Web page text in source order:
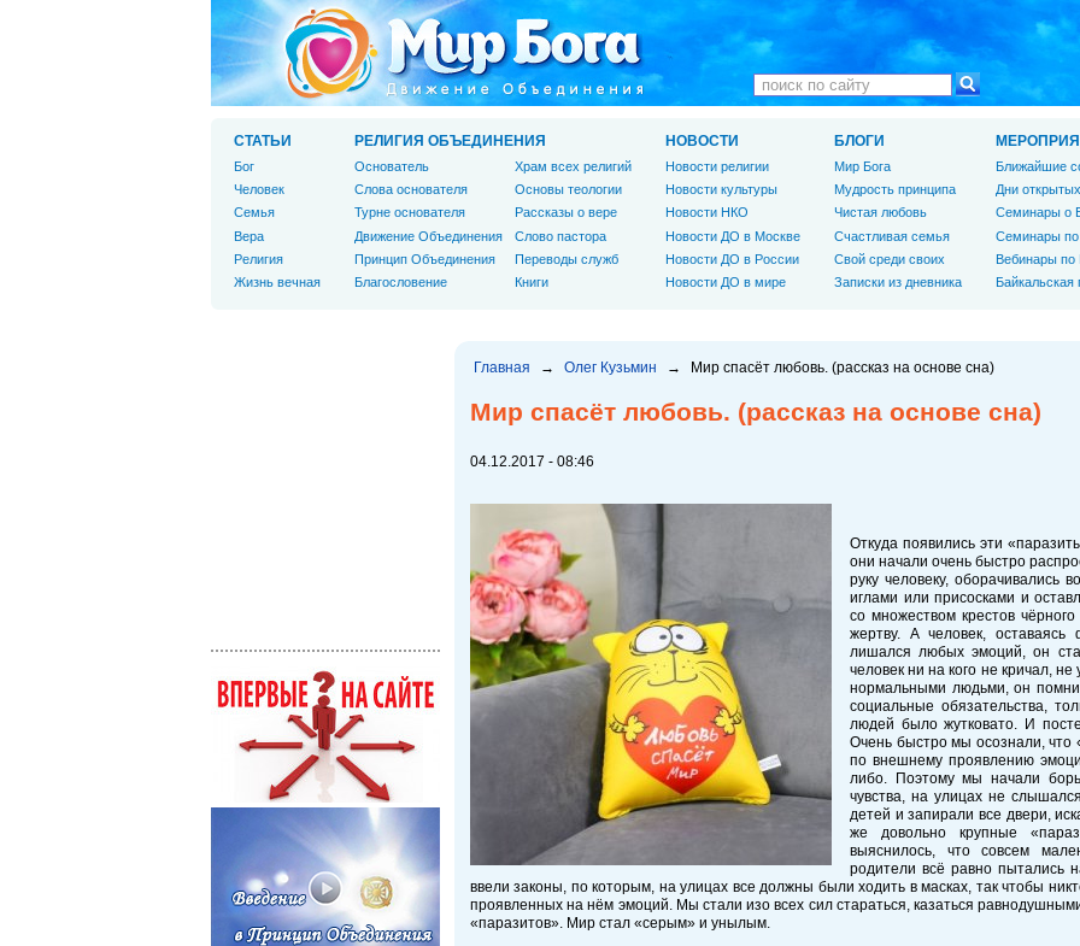
Главная → Олег Кузьмин → Мир спасёт любовь. (рассказ на основе сна)
Мир спасёт любовь. (рассказ на основе сна)
04.12.2017 - 08:46
Откуда появились эти
они начали очень быстро
руку человеку, оборачивались
иглами или присосками и
со множеством крестов
жертву. А человек,
лишался любых эмоций, он
человек ни на кого не кричал,
нормальными людьми, он
социальные обязательства,
людей было жутковато. И
Очень быстро мы осознали, что
по внешнему проявлению
либо. Поэтому мы начали
чувства, на улицах не
детей и запирали все двери,
же довольно крупные
выяснилось, что совсем
родители всё равно пытались
ввели законы, по которым, на улицах все должны были ходить в масках, так чтобы
проявленных на нём эмоций. Мы стали изо всех сил стараться, казаться
«паразитов». Мир стал «серым» и унылым.
СТАТЬИ
Бог
Человек
Cемья
Вера
Религия
Жизнь вечная
РЕЛИГИЯ ОБЪЕДИНЕНИЯ
Основатель
Слова основателя
Турне основателя
Движение Объединения
Принцип Объединения
Благословение
Храм всех религий
Основы теологии
Рассказы о вере
Слово пастора
Переводы служб
Книги
НОВОСТИ
Новости религии
Новости культуры
Новости НКО
Новости ДО в Москве
Новости ДО в России
Новости ДО в мире
БЛОГИ
Мир Бога
Мудрость принципа
Чистая любовь
Счастливая семья
Свой среди своих
Записки из дневника
Ближайшие
Дни
Семинары о
Семинары
Вебинары по
Байкальская